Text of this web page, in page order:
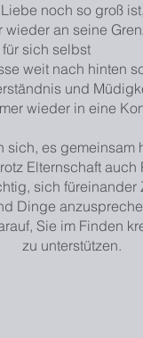
noch so groß
wieder an seine
sich selbst
weit nach hinten
und
wieder in eine
sich, es gemeinsam
Elternschaft auch
sich füreinander
Dinge
Sie im Finden
zu unterstützen.